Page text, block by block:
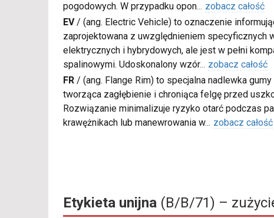
pogodowych. W przypadku opon... zobacz całość
EV/ (ang. Electric Vehicle) to oznaczenie
zaprojektowana z uwzględnieniem specyficznych
elektrycznych i hybrydowych, ale jest w pełni
spalinowymi. Udoskonalony wzór... zobacz całość
FR / (ang. Flange Rim) to specjalna nadlewka
tworząca zagłębienie i chroniąca felgę przed
Rozwiązanie minimalizuje ryzyko otarć podczas
krawężnikach lub manewrowania w... zobacz całość
Etykieta unijna (B/B/71) –